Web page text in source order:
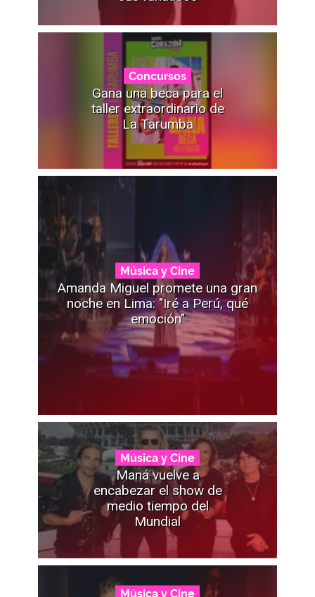
Concursos
Gana una beca para el
taller extraordinario de
La Tarumba
Música y Cine
Amanda Miguel promete una gran
noche en Lima: "Iré a Perú, qué
emoción"
Música y Cine
Maná vuelve a
encabezar el show de
medio tiempo del
Mundial
Música y Cine